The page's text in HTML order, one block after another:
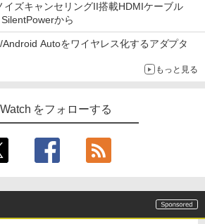
イズキャンセリングII搭載HDMIケーブル
から
Autoをワイヤレス化するアダプタ
もっと見る
をフォローする